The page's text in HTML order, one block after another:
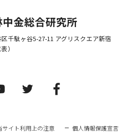
金総合研究所
千駄ヶ谷5-27-11 アグリスクエア新宿
）
サイト利用上の注意 個人情報保護宣言